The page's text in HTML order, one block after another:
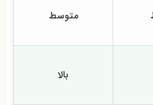
متوسط
بالا